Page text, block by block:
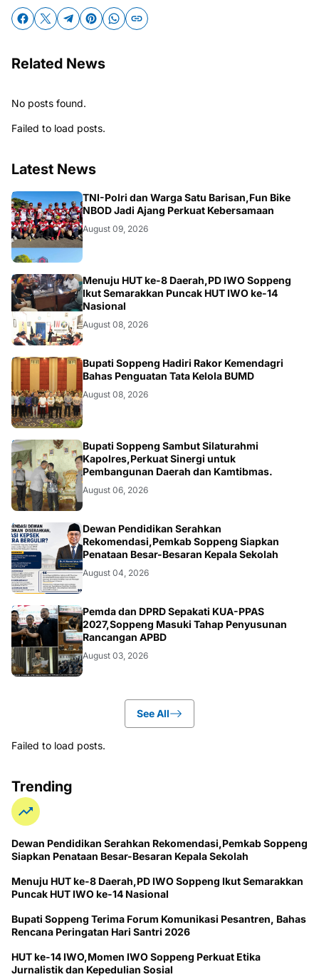
Related News
No posts found.
Failed to load posts.
Latest News
MAKASSAR
TNI-Polri dan Warga Satu Barisan,Fun Bike
NBOD Jadi Ajang Perkuat Kebersamaan
August 09, 2026
NEWS
Menuju HUT ke-8 Daerah,PD IWO Soppeng
Ikut Semarakkan Puncak HUT IWO ke-14
Nasional
August 08, 2026
NEWS
Bupati Soppeng Hadiri Rakor Kemendagri
Bahas Penguatan Tata Kelola BUMD
August 08, 2026
NEWS
Bupati Soppeng Sambut Silaturahmi
Kapolres,Perkuat Sinergi untuk
Pembangunan Daerah dan Kamtibmas.
August 06, 2026
NEWS
Dewan Pendidikan Serahkan
Rekomendasi,Pemkab Soppeng Siapkan
Penataan Besar-Besaran Kepala Sekolah
August 04, 2026
NEWS
Pemda dan DPRD Sepakati KUA-PPAS
2027,Soppeng Masuki Tahap Penyusunan
Rancangan APBD
August 03, 2026
See All
Failed to load posts.
Trending
Dewan Pendidikan Serahkan Rekomendasi,Pemkab Soppeng
Siapkan Penataan Besar-Besaran Kepala Sekolah
Menuju HUT ke-8 Daerah,PD IWO Soppeng Ikut Semarakkan
Puncak HUT IWO ke-14 Nasional
Bupati Soppeng Terima Forum Komunikasi Pesantren, Bahas
Rencana Peringatan Hari Santri 2026
HUT ke-14 IWO,Momen IWO Soppeng Perkuat Etika
Jurnalistik dan Kepedulian Sosial